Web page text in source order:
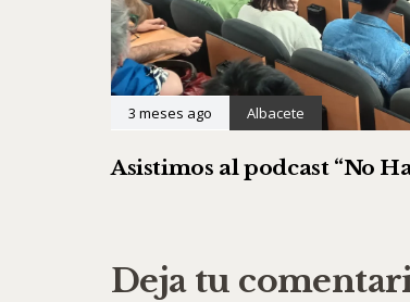
3 meses ago Albacete
Asistimos al podcast “No
Deja tu